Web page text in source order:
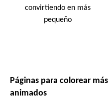
convirtiendo en más
pequeño
Páginas para colorear
animados